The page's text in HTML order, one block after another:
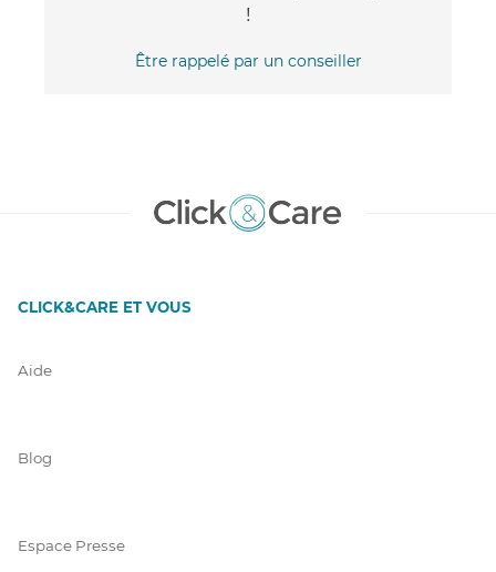
!
Être rappelé par un conseiller
CLICK&CARE ET VOUS
Aide
Blog
Espace Presse